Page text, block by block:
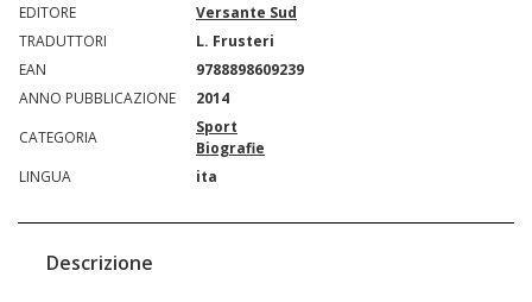
EDITORE
Versante Sud
TRADUTTORI
L. Frusteri
EAN
9788898609239
ANNO PUBBLICAZIONE
2014
CATEGORIA
Sport
Biografie
LINGUA
ita
Descrizione